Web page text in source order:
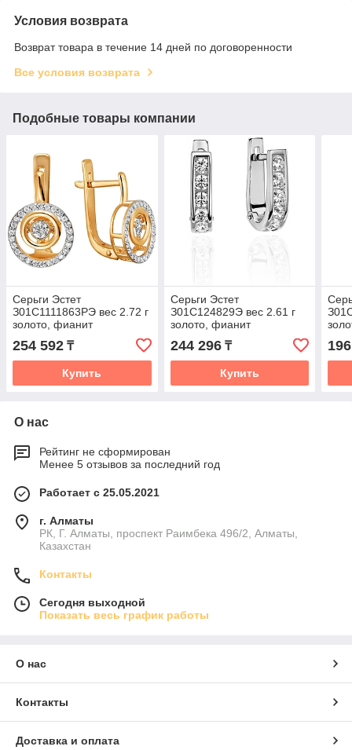
Условия возврата
Возврат товара в течение 14 дней по договоренности
Все условия возврата
Подобные товары компании
Серьги Эстет
З01С1111863РЭ вес 2.72 г
золото, фианит
254 592 ₸
Купить
Серьги Эстет
З01С124829Э вес 2.61 г
золото, фианит
244 296₸
Купить
О нас
Рейтинг не сформирован
Менее 5 отзывов за последний год
Работает с 25.05.2021
г. Алматы
РК, Г. Алматы, проспект Раимбека 496/2, Алматы,
Казахстан
Контакты
Сегодня выходной
Показать весь график работы
О нас
Контакты
Доставка и оплата